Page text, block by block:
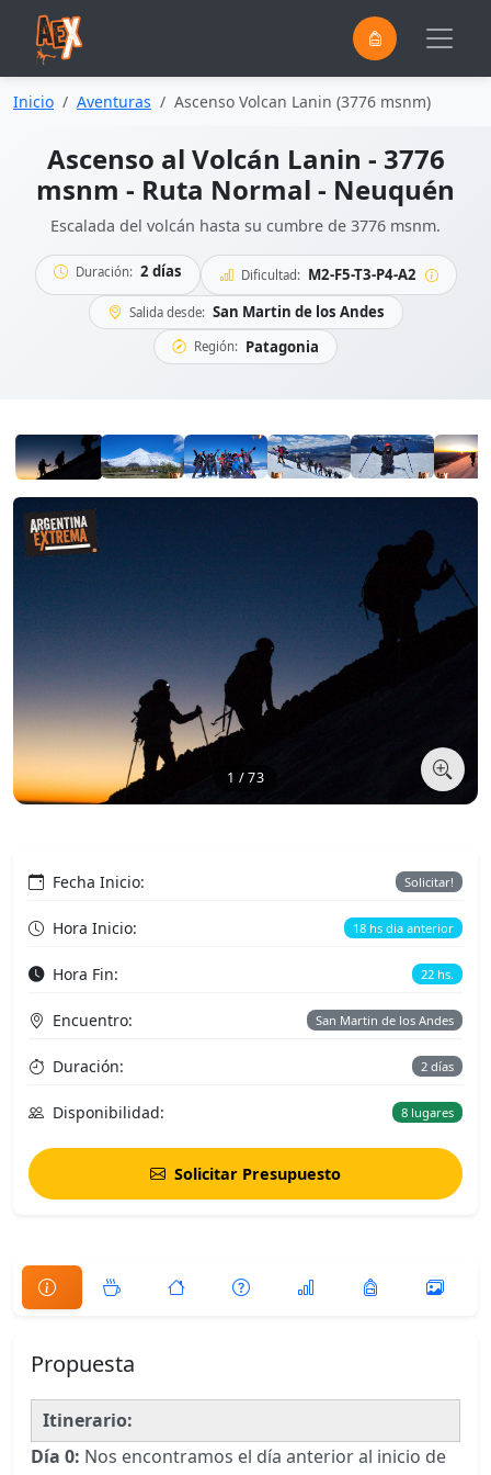
Inicio Aventuras Ascenso Volcan Lanin (3776 msnm)
Ascenso al Volcán Lanin - 3776
msnm - Ruta Normal - Neuquén
Escalada del volcán hasta su cumbre de 3776 msnm.
Duración: 2 días Dificultad: M2-F5-T3-P4-A2
Salida desde: San Martin de los Andes
Región: Patagonia
1 / 73
Fecha Inicio: Solicitar!
Hora Inicio: 18 hs dia anterior
Hora Fin: 22 hs.
Encuentro: San Martin de los Andes
Duración: 2 días
Disponibilidad: 8 lugares
Solicitar Presupuesto
Propuesta
Itinerario:
Día 0: Nos encontramos el día anterior al inicio de